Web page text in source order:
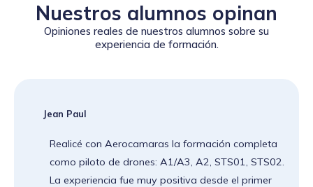
Nuestros alumnos opinan
Opiniones reales de nuestros alumnos sobre su
experiencia de formación.
Juan Mora
Sin duda una jornada inolvidable además de muy
enriquecedora y realmente formativa ya que todo
el equipo al completo tanto instructores (Pedro,